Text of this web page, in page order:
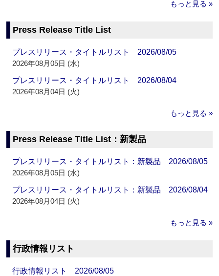
もっと見る »
Press Release Title List
プレスリリース・タイトルリスト 2026/08/05
2026年08月05日 (水)
プレスリリース・タイトルリスト 2026/08/04
2026年08月04日 (火)
もっと見る »
Press Release Title List：新製品
プレスリリース・タイトルリスト：新製品 2026/08/05
2026年08月05日 (水)
プレスリリース・タイトルリスト：新製品 2026/08/04
2026年08月04日 (火)
もっと見る »
行政情報リスト
行政情報リスト 2026/08/05